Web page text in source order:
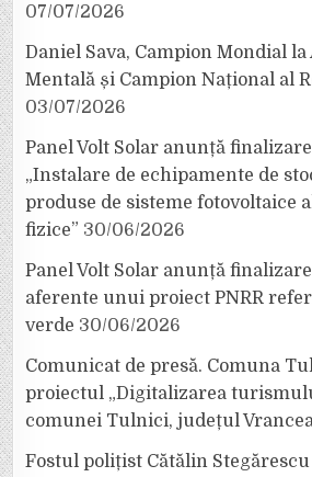
07/07/2026
Daniel Sava, Campion Mondial
Mentală și Campion Național al
03/07/2026
Panel Volt Solar anunță
„Instalare de echipamente de
produse de sisteme fotovoltaice
fizice” 30/06/2026
Panel Volt Solar anunță
aferente unui proiect PNRR
verde 30/06/2026
Comunicat de presă. Comuna
proiectul „Digitalizarea
comunei Tulnici, județul
Fostul polițist Cătălin